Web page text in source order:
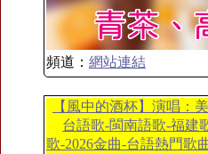
頻道： 網站連結
【風中的酒杯】演唱：
台語歌-閩南語歌-福建
歌-2026金曲-台語熱門歌